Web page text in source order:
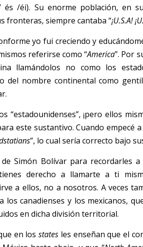
és /éi). Su enorme población, en
fronteras, siempre cantaba “¡U.S.A!
yo fui creciendo y
referirse como “America”. Por
llamándolos no como los
del nombre continental como
“estadounidenses”, ¡pero ellos
este sustantivo. Cuando empecé
”, lo cual sería correcto bajo
Simón Bolívar para recordarles
derecho a llamarte a ti
a ellos, no a nosotros. A veces
canadienses y los mexicanos,
en dicha división territorial.
en los states les enseñan que el